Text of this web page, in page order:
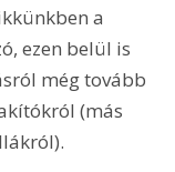
a
ezen belül is
még tovább
(más